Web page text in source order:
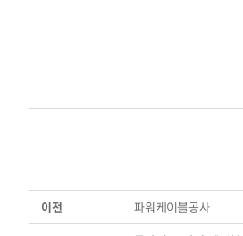
이전 파워케이블공사